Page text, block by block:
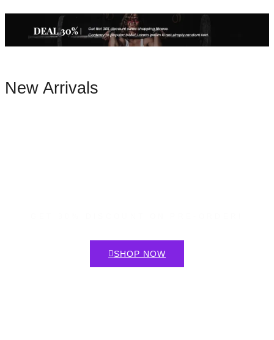
New Arrivals
SHOP NOW